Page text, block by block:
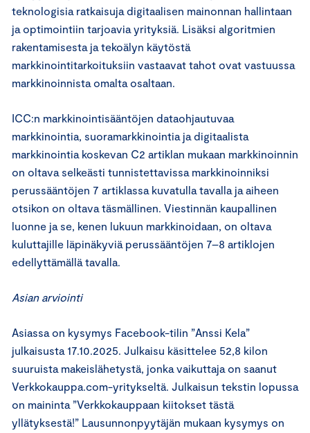
teknologisia ratkaisuja digitaalisen mainonnan hallintaan
ja optimointiin tarjoavia yrityksiä. Lisäksi algoritmien
rakentamisesta ja tekoälyn käytöstä
markkinointitarkoituksiin vastaavat tahot ovat vastuussa
markkinoinnista omalta osaltaan.
ICC:n markkinointisääntöjen dataohjautuvaa
markkinointia, suoramarkkinointia ja digitaalista
markkinointia koskevan C2 artiklan mukaan markkinoinnin
on oltava selkeästi tunnistettavissa markkinoinniksi
perussääntöjen 7 artiklassa kuvatulla tavalla ja aiheen
otsikon on oltava täsmällinen. Viestinnän kaupallinen
luonne ja se, kenen lukuun markkinoidaan, on oltava
kuluttajille läpinäkyviä perussääntöjen 7–8 artiklojen
edellyttämällä tavalla.
Asian arviointi
Asiassa on kysymys Facebook-tilin ”Anssi Kela”
julkaisusta 17.10.2025. Julkaisu käsittelee 52,8 kilon
suuruista makeislähetystä, jonka vaikuttaja on saanut
Verkkokauppa.com-yritykseltä. Julkaisun tekstin lopussa
on maininta ”Verkkokauppaan kiitokset tästä
yllätyksestä!” Lausunnonpyytäjän mukaan kysymys on